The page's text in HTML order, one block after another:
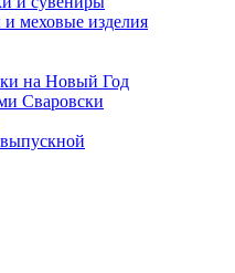
меховые изделия
на Новый Год
Сваровски